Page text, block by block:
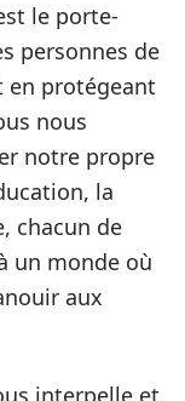
le porte-
personnes de
en protégeant
nous
notre propre
la
chacun de
un monde où
aux
interpelle et